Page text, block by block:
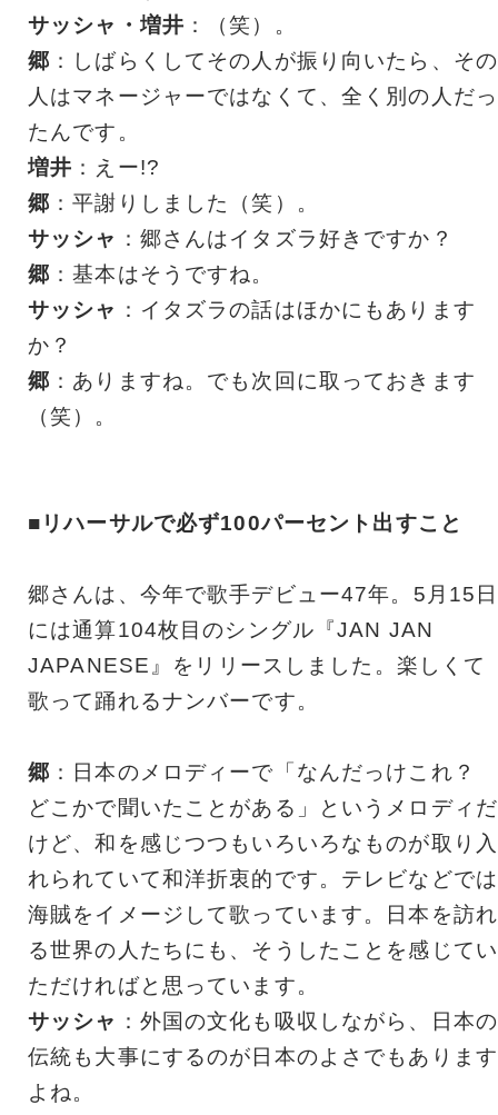
サッシャ・増井 ：（笑）。
郷 ：しばらくしてその人が振り向いたら、その
人はマネージャーではなくて、全く別の人だっ
たんです。
増井 ：えー!?
郷 ：平謝りしました（笑）。
サッシャ ：郷さんはイタズラ好きですか？
郷 ：基本はそうですね。
サッシャ ：イタズラの話はほかにもあります
か？
郷 ：ありますね。でも次回に取っておきます
（笑）。
■リハーサルで必ず100パーセント出すこと
郷さんは、今年で歌手デビュー47年。5月15日
には通算104枚目のシングル『JAN JAN
JAPANESE』をリリースしました。楽しくて
歌って踊れるナンバーです。
郷 ：日本のメロディーで「なんだっけこれ？
どこかで聞いたことがある」というメロディだ
けど、和を感じつつもいろいろなものが取り入
れられていて和洋折衷的です。テレビなどでは
海賊をイメージして歌っています。日本を訪れ
る世界の人たちにも、そうしたことを感じてい
ただければと思っています。
サッシャ ：外国の文化も吸収しながら、日本の
伝統も大事にするのが日本のよさでもあります
よね。